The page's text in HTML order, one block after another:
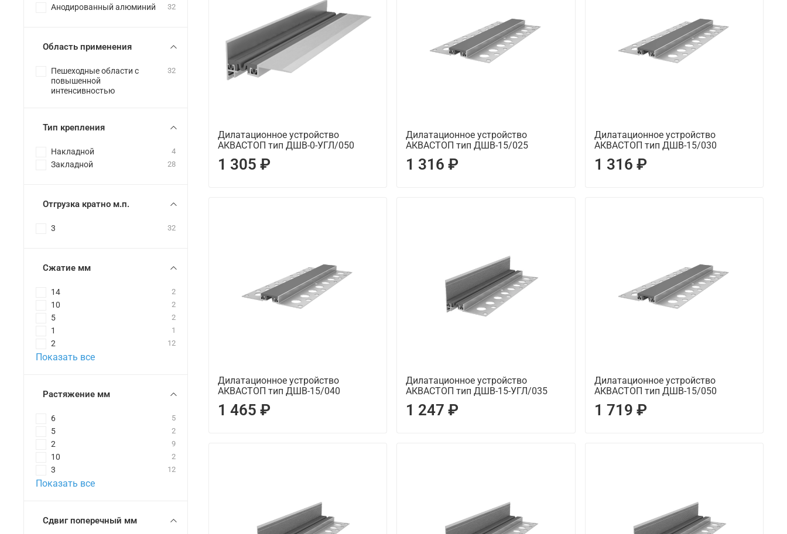
Дилатационное устройство
АКВАСТОП тип ДШВ-0-УГЛ/050
1 305 ₽
Дилатационное устройство
АКВАСТОП тип ДШВ-15/025
1 316 ₽
Дилатационное устройство
АКВАСТОП тип ДШВ-15/030
1 316 ₽
Дилатационное устройство
АКВАСТОП тип ДШВ-15/040
1 465 ₽
Дилатационное устройство
АКВАСТОП тип ДШВ-15-УГЛ/035
1 247 ₽
Дилатационное устройство
АКВАСТОП тип ДШВ-15/050
1 719 ₽
Анодированный алюминий 32
Область применения
Пешеходные области с
повышенной
интенсивностью
32
Тип крепления
Накладной 4
Закладной 28
Отгрузка кратно м.п.
3 32
Сжатие мм
14 2
10 2
5 2
1 1
2 12
Показать все
Растяжение мм
6 5
5 2
2 9
10 2
3 12
Показать все
Сдвиг поперечный мм